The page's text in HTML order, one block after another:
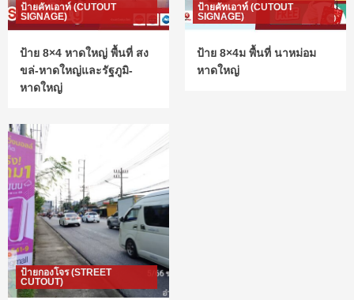
ป้ายคัทเอาท์ (CUTOUT
SIGNAGE)
ป้าย 8×4 หาดใหญ่ พื้นที่ สง
ขล่-หาดใหญ่และรัฐภูมิ-
หาดใหญ่
ป้ายคัทเอาท์ (CUTOUT
SIGNAGE)
ป้าย 8×4ม พื้นที่ นาหม่อม
หาดใหญ่
ป้ายกองโจร (STREET
CUTOUT)